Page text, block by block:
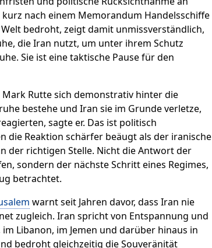
nach einem Memorandum Handelsschiffe
bedroht, zeigt damit unmissverständlich,
die Iran nutzt, um unter ihrem Schutz
Sie ist eine taktische Pause für den
Mark Rutte sich demonstrativ hinter die
bestehe und Iran sie im Grunde verletze,
sagte er. Das ist politisch
die Reaktion schärfer beäugt als der iranische
der richtigen Stelle. Nicht die Antwort der
sondern der nächste Schritt eines Regimes,
betrachtet.
warnt seit Jahren davor, dass Iran nie
zugleich. Iran spricht von Entspannung und
im Libanon, im Jemen und darüber hinaus in
bedroht gleichzeitig die Souveränität